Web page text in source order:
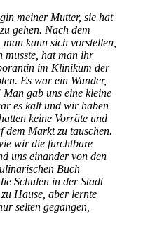
meiner Mutter, sie hat
gehen. Nach dem
kann sich vorstellen,
musste, hat man ihr
im Klinikum der
Es war ein Wunder,
gab uns eine kleine
es kalt und wir haben
keine Vorräte und
dem Markt zu tauschen.
wir die furchtbare
uns einander von den
Buch
Schulen in der Stadt
Hause, aber lernte
selten gegangen,